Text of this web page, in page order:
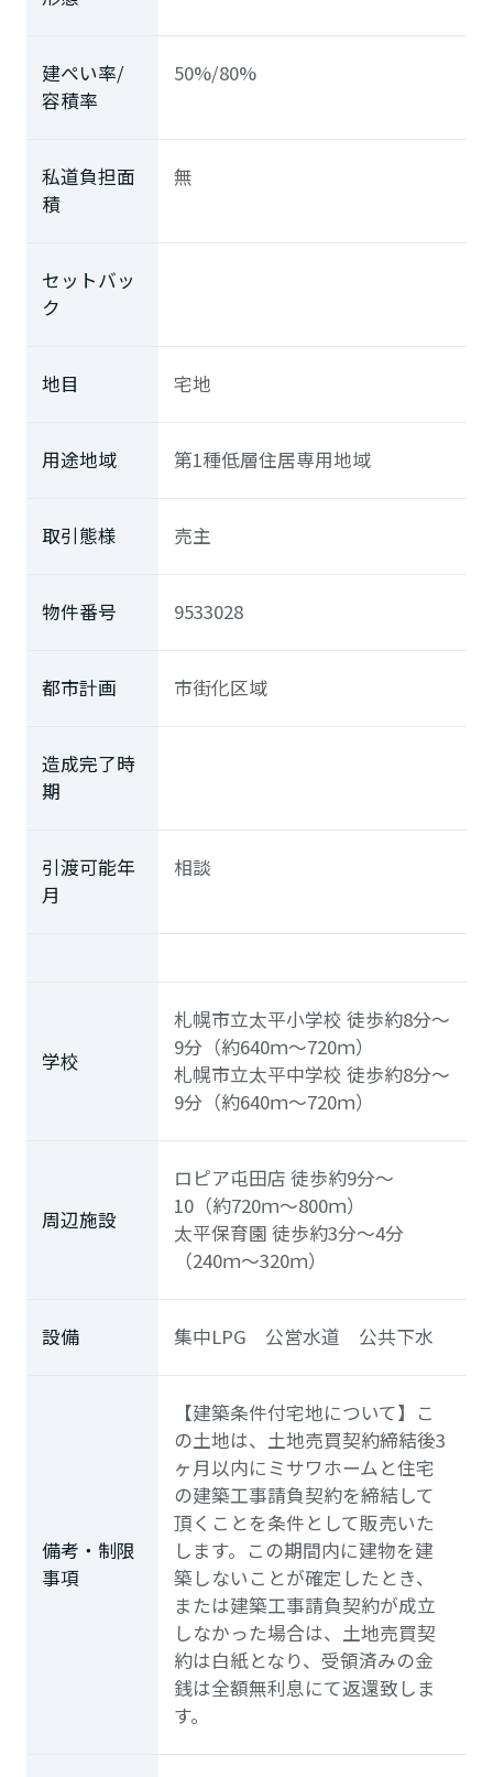
建ぺい率/
容積率
50%/80%
私道負担面
積
無
セットバッ
ク
地目 宅地
用途地域 第1種低層住居専用地域
取引態様 売主
物件番号 9533028
都市計画 市街化区域
造成完了時
期
引渡可能年
月
相談
学校
札幌市立太平小学校徒歩約8分～
9分（約640ｍ～720ｍ）
札幌市立太平中学校徒歩約8分～
9分（約640ｍ～720ｍ）
周辺施設
ロピア屯田店徒歩約9分～
10（約720ｍ～800ｍ）
太平保育園徒歩約3分～4分
（240ｍ～320ｍ）
設備 集中LPG 公営水道 公共下水
備考・制限
事項
【建築条件付宅地について】こ
の土地は、土地売買契約締結後3
ヶ月以内にミサワホームと住宅
の建築工事請負契約を締結して
頂くことを条件として販売いた
します。この期間内に建物を建
築しないことが確定したとき、
または建築工事請負契約が成立
しなかった場合は、土地売買契
約は白紙となり、受領済みの金
銭は全額無利息にて返還致しま
す。